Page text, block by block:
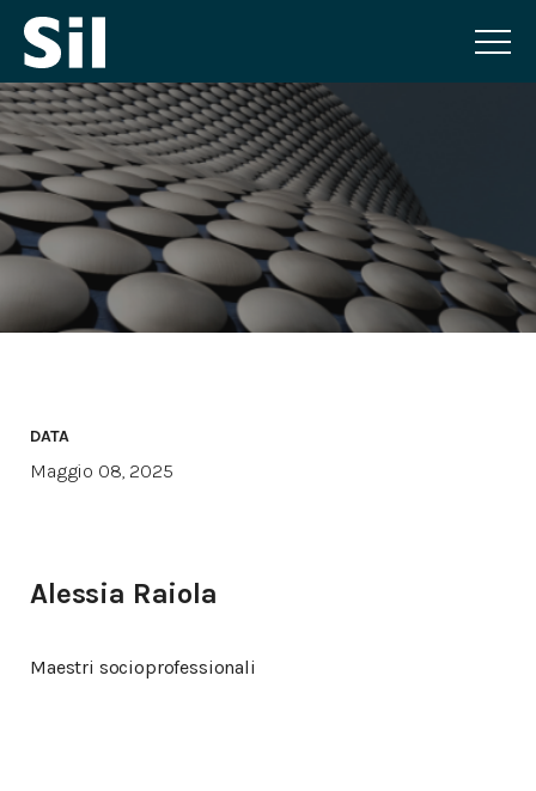
DATA
Maggio 08, 2025
Alessia Raiola
Maestri socioprofessionali